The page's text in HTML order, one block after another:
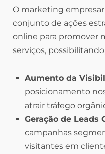
O marketing
conjunto de ações
online para promover
serviços,
Aumento da
posicionamento
atrair tráfego
Geração de Leads
campanhas
visitantes em